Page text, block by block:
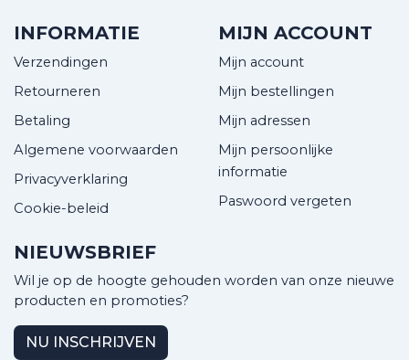
INFORMATIE
Verzendingen
Retourneren
Betaling
Algemene voorwaarden
Privacyverklaring
Cookie-beleid
MIJN ACCOUNT
Mijn account
Mijn bestellingen
Mijn adressen
Mijn persoonlijke
informatie
Paswoord vergeten
NIEUWSBRIEF
Wil je op de hoogte gehouden worden van onze nieuwe
producten en promoties?
NU INSCHRIJVEN